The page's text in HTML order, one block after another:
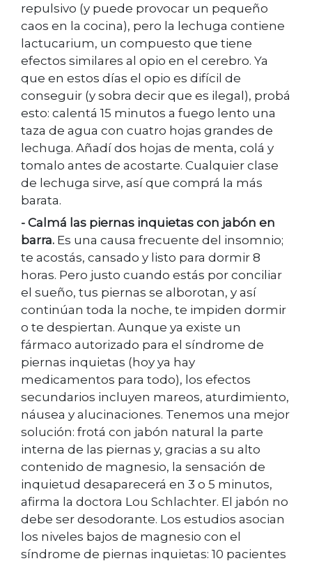
repulsivo (y puede provocar un pequeño
caos en la cocina), pero la lechuga contiene
lactucarium, un compuesto que tiene
efectos similares al opio en el cerebro. Ya
que en estos días el opio es difícil de
conseguir (y sobra decir que es ilegal), probá
esto: calentá 15 minutos a fuego lento una
taza de agua con cuatro hojas grandes de
lechuga. Añadí dos hojas de menta, colá y
tomalo antes de acostarte. Cualquier clase
de lechuga sirve, así que comprá la más
barata.
- Calmá las piernas inquietas con jabón en
barra. Es una causa frecuente del insomnio;
te acostás, cansado y listo para dormir 8
horas. Pero justo cuando estás por conciliar
el sueño, tus piernas se alborotan, y así
continúan toda la noche, te impiden dormir
o te despiertan. Aunque ya existe un
fármaco autorizado para el síndrome de
piernas inquietas (hoy ya hay
medicamentos para todo), los efectos
secundarios incluyen mareos, aturdimiento,
náusea y alucinaciones. Tenemos una mejor
solución: frotá con jabón natural la parte
interna de las piernas y, gracias a su alto
contenido de magnesio, la sensación de
inquietud desaparecerá en 3 o 5 minutos,
afirma la doctora Lou Schlachter. El jabón no
debe ser desodorante. Los estudios asocian
los niveles bajos de magnesio con el
síndrome de piernas inquietas: 10 pacientes